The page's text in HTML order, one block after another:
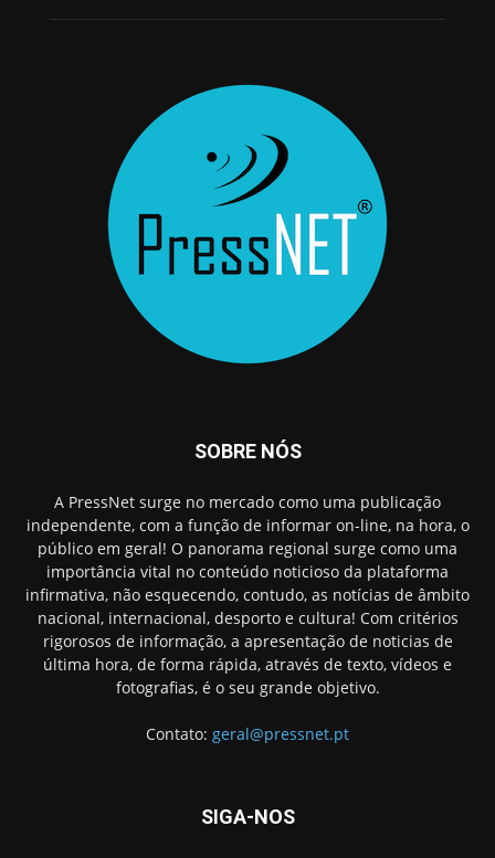
SOBRE NÓS
A PressNet surge no mercado como uma publicação
independente, com a função de informar on-line, na hora, o
público em geral! O panorama regional surge como uma
importância vital no conteúdo noticioso da plataforma
infirmativa, não esquecendo, contudo, as notícias de âmbito
nacional, internacional, desporto e cultura! Com critérios
rigorosos de informação, a apresentação de noticias de
última hora, de forma rápida, através de texto, vídeos e
fotografias, é o seu grande objetivo.
Contato: geral@pressnet.pt
SIGA-NOS